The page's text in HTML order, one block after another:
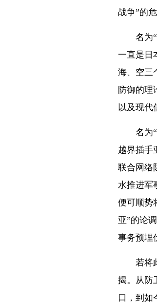
战争”的
名为“
一直是日
海、空三
防御的理
以及现代
名为“
越界插手
联合网络
水推进军
便可顺势
亚”的论
事务预埋
若将此
揭。从防
口，到如